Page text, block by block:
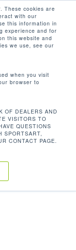
These cookies are
with our
this information in
experience and for
this website and
we use, see our
when you visit
browser to
OF DEALERS AND
VISITORS TO
QUESTIONS
SPORTSART,
CONTACT PAGE.
search
施進行採購決
物超所值。 長
為您節省大
訊！
Close
Menu